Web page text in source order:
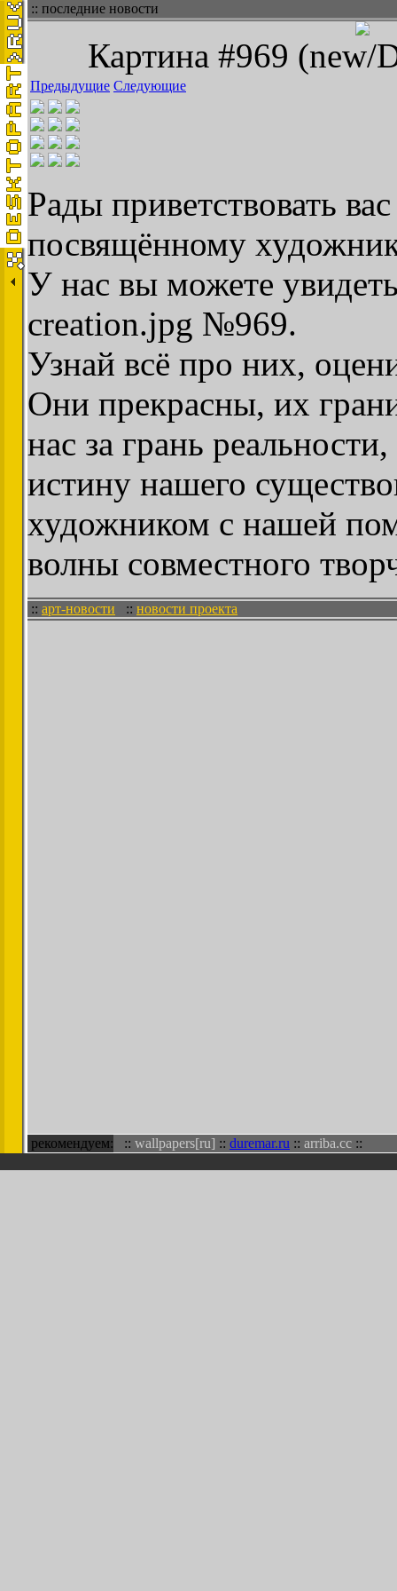
:: последние новости
Картина #969 (new/
Предыдущие Следующие
Рады приветствовать
посвящённому
У нас вы можете
creation.jpg №969.
Узнай всё про них,
Они прекрасны, их
нас за грань
истину нашего
художником с нашей
волны совместного
:: арт-новости :: новости проекта
рекомендуем: :: wallpapers[ru] :: duremar.ru :: arriba.cc ::